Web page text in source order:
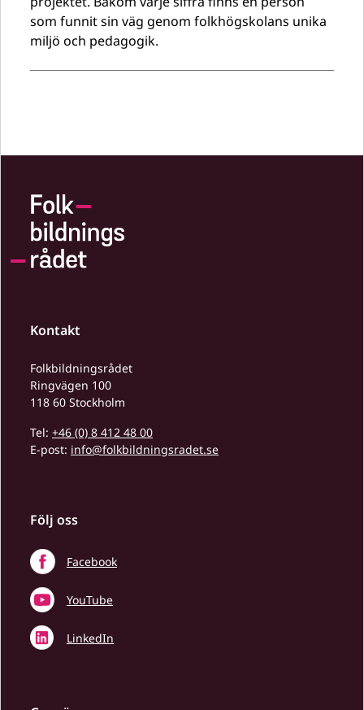
som funnit sin väg genom folkhögskolans unika
miljö och pedagogik.
Kontakt
Folkbildningsrådet
Ringvägen 100
118 60 Stockholm
Tel: +46 (0) 8 412 48 00
E-post: info@folkbildningsradet.se
Följ oss
Facebook
YouTube
LinkedIn